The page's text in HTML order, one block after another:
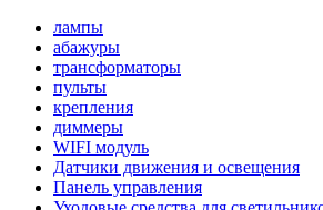
лампы
абажуры
трансформаторы
пульты
крепления
диммеры
WIFI модуль
Датчики движения и освещения
Панель управления